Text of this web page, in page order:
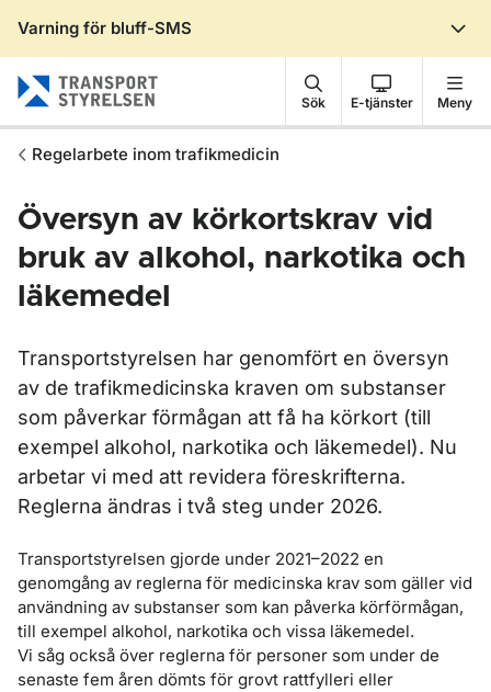
Varning för bluff-SMS
Sök E-tjänster Meny
Regelarbete inom trafikmedicin
Översyn av körkortskrav vid
bruk av alkohol, narkotika och
läkemedel
Transportstyrelsen har genomfört en översyn
av de trafikmedicinska kraven om substanser
som påverkar förmågan att få ha körkort (till
exempel alkohol, narkotika och läkemedel). Nu
arbetar vi med att revidera föreskrifterna.
Reglerna ändras i två steg under 2026.
Transportstyrelsen gjorde under 2021–2022 en
genomgång av reglerna för medicinska krav som gäller vid
användning av substanser som kan påverka körförmågan,
till exempel alkohol, narkotika och vissa läkemedel.
Vi såg också över reglerna för personer som under de
senaste fem åren dömts för grovt rattfylleri eller